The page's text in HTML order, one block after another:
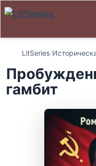
LitSeries/
гамбит